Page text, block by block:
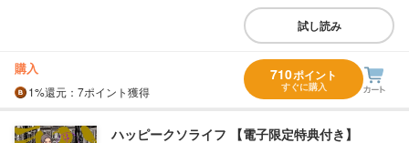
試し読み
購入
1%還元 ：7ポイント獲得
710ポイント
すぐに購入
ハッピークソライフ 【電子限定特典付き】